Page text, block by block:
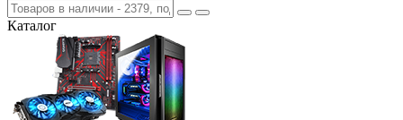
Каталог